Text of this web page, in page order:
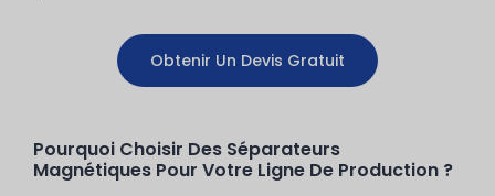
Obtenir Un Devis Gratuit
Pourquoi Choisir Des Séparateurs
Magnétiques Pour Votre Ligne De Production ?